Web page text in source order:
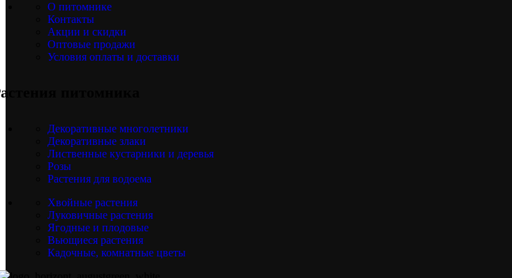
О питомнике
Контакты
Акции и скидки
Оптовые продажи
Условия оплаты и доставки
питомника
Декоративные многолетники
Декоративные злаки
Лиственные кустарники и деревья
Розы
Растения для водоема
Хвойные растения
Луковичные растения
Ягодные и плодовые
Вьющиеся растения
Кадочные, комнатные цветы